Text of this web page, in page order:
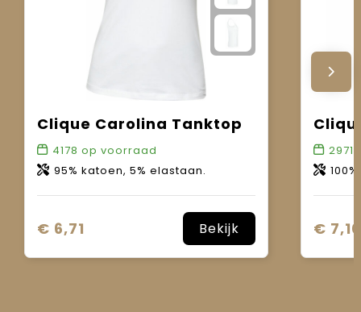
Clique Carolina Tanktop
4178 op voorraad
95% katoen, 5% elastaan.
€ 6,71 Bekijk
2971
€ 7,10